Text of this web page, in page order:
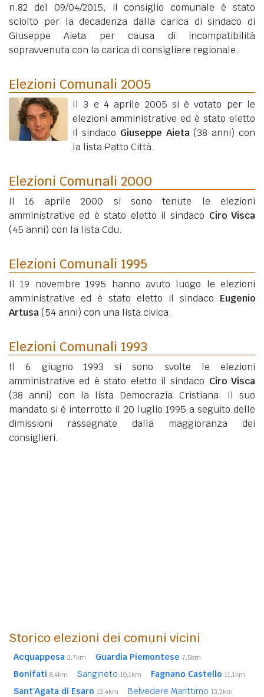
n.82 del 09/04/2015, il consiglio comunale è stato
sciolto per la decadenza dalla carica di sindaco di
Giuseppe Aieta per causa di incompatibilità
sopravvenuta con la carica di consigliere regionale.
Elezioni Comunali 2005
Il 3 e 4 aprile 2005 si è votato per le
elezioni amministrative ed è stato eletto
il sindaco Giuseppe Aieta (38 anni) con
la lista Patto Città.
Elezioni Comunali 2000
Il 16 aprile 2000 si sono tenute le elezioni
amministrative ed è stato eletto il sindaco Ciro Visca
(45 anni) con la lista Cdu.
Elezioni Comunali 1995
Il 19 novembre 1995 hanno avuto luogo le elezioni
amministrative ed è stato eletto il sindaco Eugenio
Artusa(54 anni) con una lista civica.
Elezioni Comunali 1993
Il 6 giugno 1993 si sono svolte le elezioni
amministrative ed è stato eletto il sindaco Ciro Visca
(38 anni) con la lista Democrazia Cristiana. Il suo
mandato si è interrotto il 20 luglio 1995 a seguito delle
dimissioni rassegnate dalla maggioranza dei
consiglieri.
Storico elezioni dei comuni vicini
Acquappesa 2,7km Guardia Piemontese 7,5km
Bonifati 8,4km Sangineto 10,1km Fagnano Castello 11,1km
Sant'Agata di Esaro 12,4km Belvedere Marittimo 13,2km